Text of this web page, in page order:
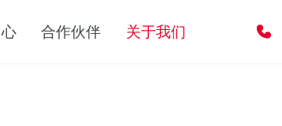
合作伙伴 关于我们